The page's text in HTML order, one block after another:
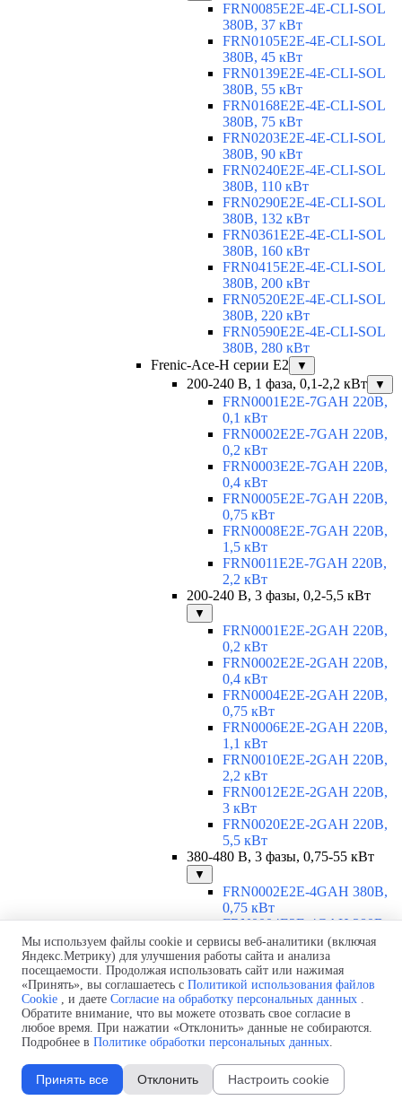
FRN0085E2E-4E-CLI-SOL
380В, 37 кВт
FRN0105E2E-4E-CLI-SOL
380В, 45 кВт
FRN0139E2E-4E-CLI-SOL
380В, 55 кВт
FRN0168E2E-4E-CLI-SOL
380В, 75 кВт
FRN0203E2E-4E-CLI-SOL
380В, 90 кВт
FRN0240E2E-4E-CLI-SOL
380В, 110 кВт
FRN0290E2E-4E-CLI-SOL
380В, 132 кВт
FRN0361E2E-4E-CLI-SOL
380В, 160 кВт
FRN0415E2E-4E-CLI-SOL
380В, 200 кВт
FRN0520E2E-4E-CLI-SOL
380В, 220 кВт
FRN0590E2E-4E-CLI-SOL
380В, 280 кВт
Frenic-Ace-H серии E2
▼
200-240 В, 1 фаза, 0,1-2,2 кВт ▼
FRN0001E2E-7GAH 220В,
0,1 кВт
FRN0002E2E-7GAH 220В,
0,2 кВт
FRN0003E2E-7GAH 220В,
0,4 кВт
FRN0005E2E-7GAH 220В,
0,75 кВт
FRN0008E2E-7GAH 220В,
1,5 кВт
FRN0011E2E-7GAH 220В,
2,2 кВт
200-240 В, 3 фазы, 0,2-5,5 кВт
▼
FRN0001E2E-2GAH 220В,
0,2 кВт
FRN0002E2E-2GAH 220В,
0,4 кВт
FRN0004E2E-2GAH 220В,
0,75 кВт
FRN0006E2E-2GAH 220В,
1,1 кВт
FRN0010E2E-2GAH 220В,
2,2 кВт
FRN0012E2E-2GAH 220В,
3 кВт
FRN0020E2E-2GAH 220В,
5,5 кВт
380-480 В, 3 фазы, 0,75-55 кВт
▼
FRN0002E2E-4GAH 380В,
0,75 кВт
FRN0004E2E-4GAH 380В,
1,5 кВт
FRN0006E2E-4GAH 380В,
2,2 кВт
FRN0007E2E-4GAH 380В,
3 кВт
FRN0012E2E-4GAH 380В,
5,5 кВт
FRN0022E2E-4EH 380В, 11
кВт
FRN0029E2E-4EH 380В, 15
Мы используем файлы cookie и сервисы веб-аналитики (включая
Яндекс.Метрику) для улучшения работы сайта и анализа
посещаемости. Продолжая использовать сайт или нажимая
«Принять», вы соглашаетесь с Политикой использования файлов
Cookie , и даете Согласие на обработку персональных данных .
Обратите внимание, что вы можете отозвать свое согласие в
любое время. При нажатии «Отклонить» данные не собираются.
Подробнее в Политике обработки персональных данных.
Принять все Отклонить Настроить cookie